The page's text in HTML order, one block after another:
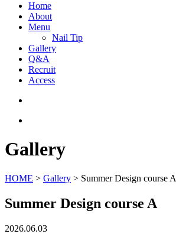
Home
About
Menu
Nail Tip
Gallery
Q&A
Recruit
Access
Gallery
HOME > Gallery > Summer Design course A
Summer Design course A
2026.06.03